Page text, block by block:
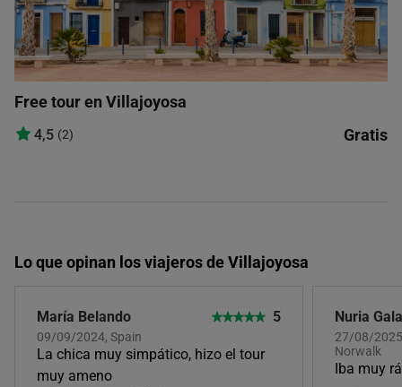
Free tour en Villajoyosa
4,5 (2) Gratis
Lo que opinan los viajeros de Villajoyosa
María Belando
09/09/2024, Spain
5
La chica muy simpático, hizo el tour
muy ameno
Nuria
27/08/
Norwalk
Iba muy